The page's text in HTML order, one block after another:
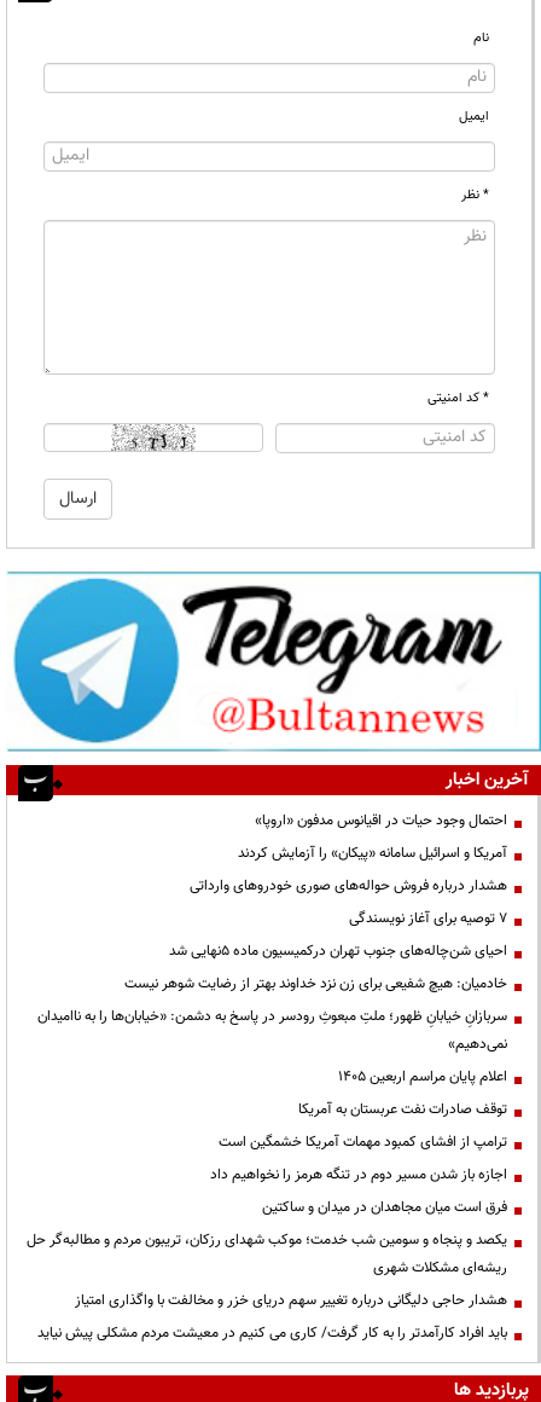
نام
ایمیل
* نظر
* کد امنیتی
آخرین اخبار
احتمال وجود حیات در اقیانوس مدفون «اروپا»
آمریکا و اسرائیل سامانه «پیکان» را آزمایش کردند
هشدار درباره فروش حواله‌های صوری خودروهای وارداتی
۷ توصیه برای آغاز نویسندگی
احیای شن‌چاله‌های جنوب تهران درکمیسیون ماده ۵نهایی شد
خادمیان: هیچ شفیعی برای زن نزد خداوند بهتر از رضایت شوهر نیست
سربازانِ خیابانِ ظهور؛ ملتِ مبعوثِ رودسر در پاسخ به دشمن: «خیابان‌ها را به ناامیدان
نمی‌دهیم»
اعلام پایان مراسم اربعین ۱۴۰۵
توقف صادرات نفت عربستان به آمریکا
ترامپ از افشای کمبود مهمات آمریکا خشمگین است
اجازه باز شدن مسیر دوم در تنگه هرمز را نخواهیم داد
فرق است میان مجاهدان در میدان و ساکتین
یکصد و پنجاه و سومین شب خدمت؛ موکب شهدای رزکان، تریبون مردم و مطالبه‌گر حل
ریشه‌ای مشکلات شهری
هشدار حاجی دلیگانی درباره تغییر سهم دریای خزر و مخالفت با واگذاری امتیاز
باید افراد کارآمدتر را به کار گرفت/ کاری می کنیم در معیشت مردم مشکلی پیش نیاید
پربازدید ها